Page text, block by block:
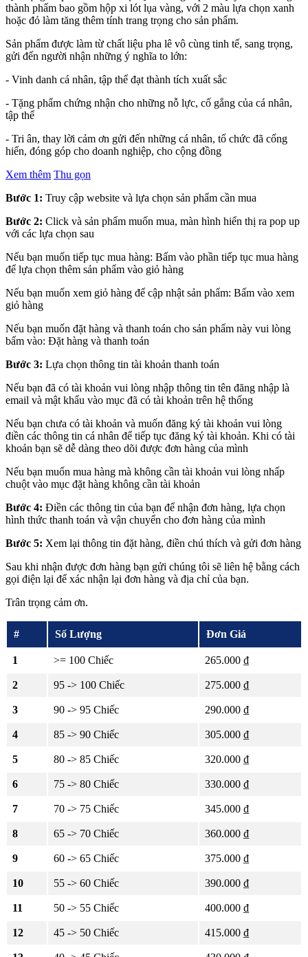
thành phẩm bao gồm hộp xi lót lụa vàng, với 2 màu lựa chọn xanh
hoặc đỏ làm tăng thêm tính trang trọng cho sản phẩm.
Sản phẩm được làm từ chất liệu pha lê vô cùng tinh tế, sang trọng,
gửi đến người nhận những ý nghĩa to lớn:
- Vinh danh cá nhân, tập thể đạt thành tích xuất sắc
- Tặng phẩm chứng nhận cho những nỗ lực, cố gắng của cá nhân,
tập thể
- Tri ân, thay lời cảm ơn gửi đến những cá nhân, tổ chức đã cống
hiến, đóng góp cho doanh nghiệp, cho cộng đồng
Xem thêm Thu gọn
Bước 1: Truy cập website và lựa chọn sản phẩm cần mua
Bước 2: Click và sản phẩm muốn mua, màn hình hiển thị ra pop up
với các lựa chọn sau
Nếu bạn muốn tiếp tục mua hàng: Bấm vào phần tiếp tục mua hàng
để lựa chọn thêm sản phẩm vào giỏ hàng
Nếu bạn muốn xem giỏ hàng để cập nhật sản phẩm: Bấm vào xem
giỏ hàng
Nếu bạn muốn đặt hàng và thanh toán cho sản phẩm này vui lòng
bấm vào: Đặt hàng và thanh toán
Bước 3: Lựa chọn thông tin tài khoản thanh toán
Nếu bạn đã có tài khoản vui lòng nhập thông tin tên đăng nhập là
email và mật khẩu vào mục đã có tài khoản trên hệ thống
Nếu bạn chưa có tài khoản và muốn đăng ký tài khoản vui lòng
điền các thông tin cá nhân để tiếp tục đăng ký tài khoản. Khi có tài
khoản bạn sẽ dễ dàng theo dõi được đơn hàng của mình
Nếu bạn muốn mua hàng mà không cần tài khoản vui lòng nhấp
chuột vào mục đặt hàng không cần tài khoản
Bước 4: Điền các thông tin của bạn để nhận đơn hàng, lựa chọn
hình thức thanh toán và vận chuyển cho đơn hàng của mình
Bước 5: Xem lại thông tin đặt hàng, điền chú thích và gửi đơn hàng
Sau khi nhận được đơn hàng bạn gửi chúng tôi sẽ liên hệ bằng cách
gọi điện lại để xác nhận lại đơn hàng và địa chỉ của bạn.
Trân trọng cảm ơn.
# Số Lượng Đơn Giá
1 >= 100 Chiếc 265.000 ₫
2 95 -> 100 Chiếc 275.000 ₫
3 90 -> 95 Chiếc 290.000 ₫
4 85 -> 90 Chiếc 305.000 ₫
5 80 -> 85 Chiếc 320.000 ₫
6 75 -> 80 Chiếc 330.000 ₫
7 70 -> 75 Chiếc 345.000 ₫
8 65 -> 70 Chiếc 360.000 ₫
9 60 -> 65 Chiếc 375.000 ₫
10 55 -> 60 Chiếc 390.000 ₫
11 50 -> 55 Chiếc 400.000 ₫
12 45 -> 50 Chiếc 415.000 ₫